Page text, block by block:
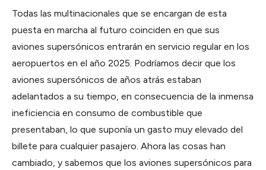
Todas las multinacionales que se encargan de esta
puesta en marcha al futuro coinciden en que sus
aviones supersónicos entrarán en servicio regular en los
aeropuertos en el año 2025. Podríamos decir que los
aviones supersónicos de años atrás estaban
adelantados a su tiempo, en consecuencia de la inmensa
ineficiencia en consumo de combustible que
presentaban, lo que suponía un gasto muy elevado del
billete para cualquier pasajero. Ahora las cosas han
cambiado, y sabemos que los aviones supersónicos para